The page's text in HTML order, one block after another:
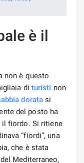
è il
non è questo
di turisti non
dorata si
del posto ha
fiordo. Si ritiene
“fiordi”, una
che è stata
Mediterraneo,